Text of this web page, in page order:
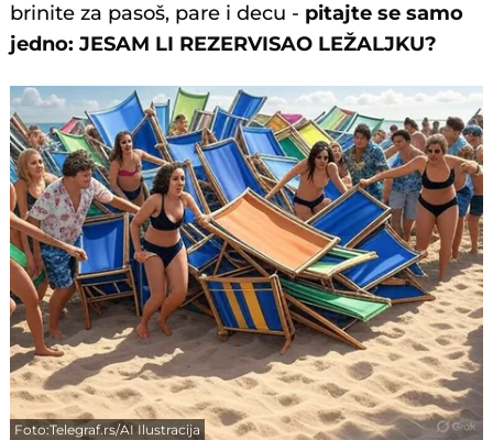
brinite za pasoš, pare i decu - pitajte se samo
jedno: JESAM LI REZERVISAO LEŽALJKU?
Foto:Telegraf.rs/AI Ilustracija